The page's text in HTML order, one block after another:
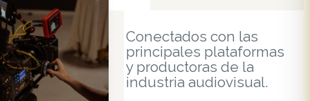
Conectados con las
principales plataformas
y productoras de la
industria audiovisual.